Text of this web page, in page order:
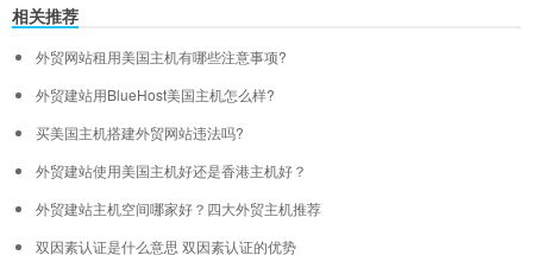
相关推荐
外贸网站租用美国主机有哪些注意事项?
外贸建站用BlueHost美国主机怎么样?
买美国主机搭建外贸网站违法吗?
外贸建站使用美国主机好还是香港主机好？
外贸建站主机空间哪家好？四大外贸主机推荐
双因素认证是什么意思 双因素认证的优势